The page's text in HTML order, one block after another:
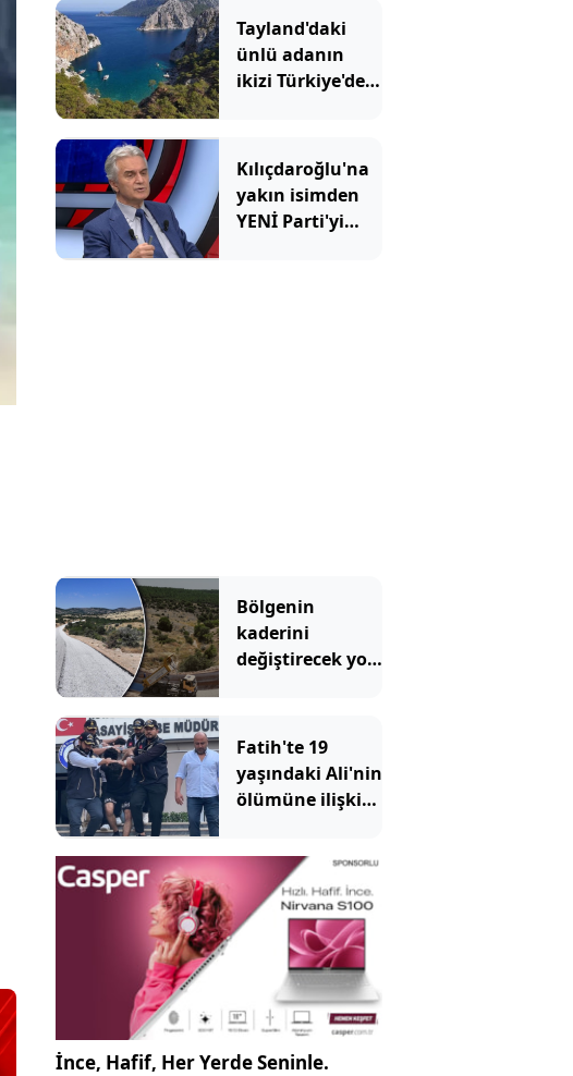
ablası da
gözaltına alındı
Tayland'daki
ünlü adanın
ikizi Türkiye'de
gidilebiliyor
Kılıçdaroğlu'na
yakın isimden
YENİ Parti'yi
Bölgenin
kaderini
değiştirecek yol
bağlıyor
Fatih'te 19
yaşındaki Ali'nin
ölümüne ilişkin
8 şüpheli
adliyeye sevk
edildi
İnce, Hafif, Her Yerde Seninle.